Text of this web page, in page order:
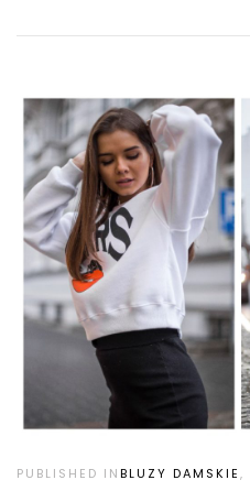
PUBLISHED INBLUZY DAMSKIE,